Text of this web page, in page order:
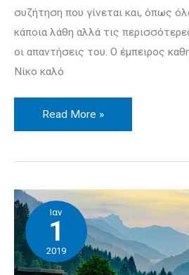
συζή­τηση που γίνεται και, όπως
κάποια λάθη αλλά τις
οι απαντήσεις του. Ο έμπειρος
Νίκο καλό
Read More »
Ιαν
1
2019
Ευχές
για
2019…